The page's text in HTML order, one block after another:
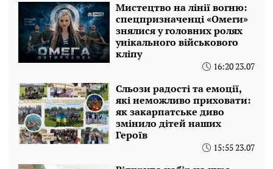
Мистецтво на лінії вогню:
спецпризначенці «Омеги»
знялися у головних ролях
унікального військового
кліпу
16:20 23.07
Сльози радості та емоції,
які неможливо приховати:
як закарпатське диво
змінило дітей наших
Героїв
15:55 23.07